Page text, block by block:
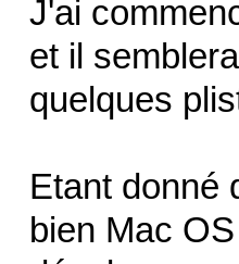
J'ai
et il
quelques
Etant donné
bien Mac